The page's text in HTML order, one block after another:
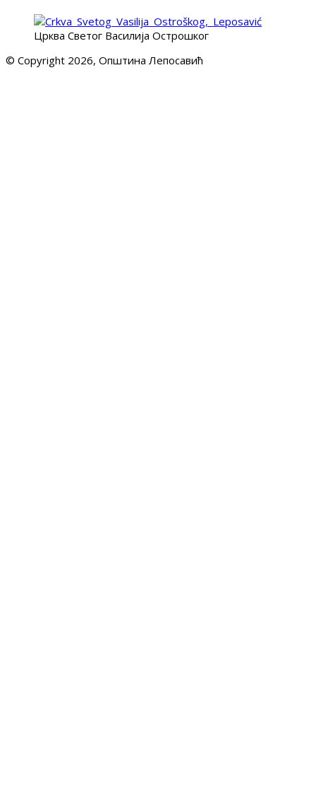
Црква Светог Василија Острошког
© Copyright 2026, Општина Лепосавић